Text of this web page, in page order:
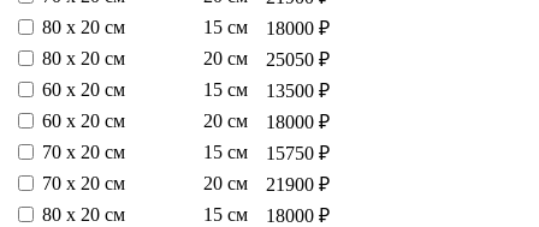
80 х 20 см
15 см
18000 ₽
80 х 20 см
20 см
25050 ₽
60 х 20 см
15 см
13500 ₽
60 х 20 см
20 см
18000 ₽
70 х 20 см
15 см
15750 ₽
70 х 20 см
20 см
21900 ₽
80 х 20 см
15 см
18000 ₽